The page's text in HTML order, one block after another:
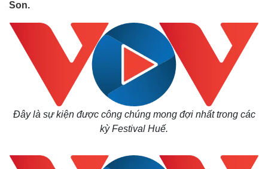
Son.
Đây là sự kiện được công chúng mong đợi nhất trong các
kỳ Festival Huế.